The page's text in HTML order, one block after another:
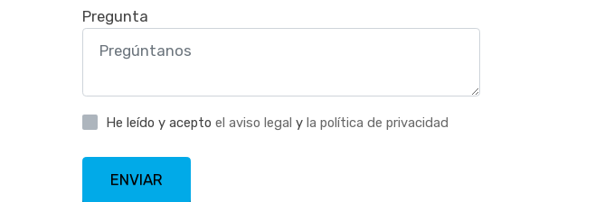
Pregunta
He leído y acepto el aviso legal y la política de privacidad
ENVIAR